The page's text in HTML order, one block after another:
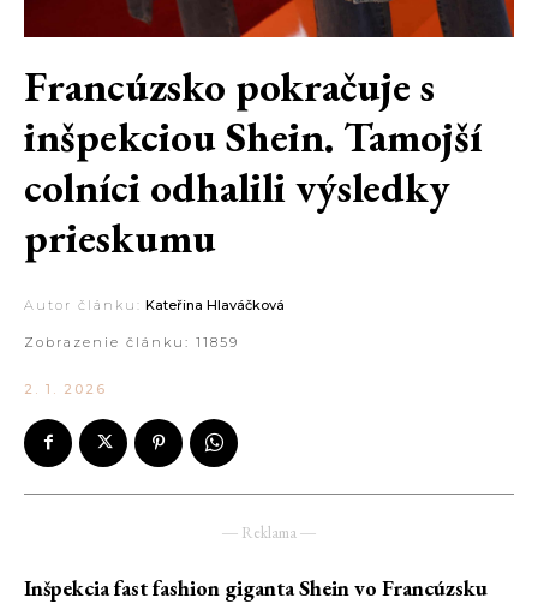
Francúzsko pokračuje s
inšpekciou Shein. Tamojší
colníci odhalili výsledky
prieskumu
Autor článku: Kateřina Hlaváčková
Zobrazenie článku: 11859
2. 1. 2026
― Reklama ―
Inšpekcia fast fashion giganta Shein vo Francúzsku